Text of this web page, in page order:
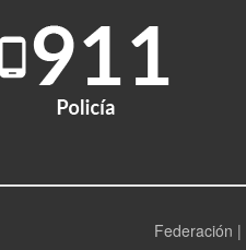
Federación |